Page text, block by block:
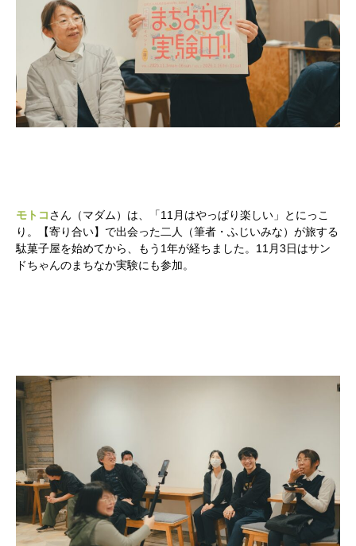
モトコさん（マダム）は、「11月はやっぱり楽しい」とにっこ
り。【寄り合い】で出会った二人（筆者・ふじいみな）が旅する
駄菓子屋を始めてから、もう1年が経ちました。11月3日はサン
ドちゃんのまちなか実験にも参加。